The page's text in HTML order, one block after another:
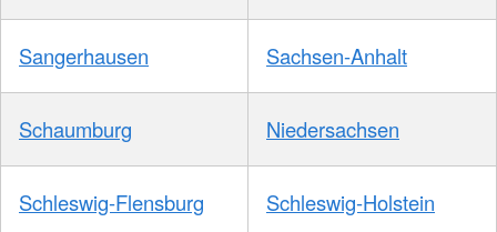
Sangerhausen Sachsen-Anhalt
Schaumburg Niedersachsen
Schleswig-Flensburg Schleswig-Holstein